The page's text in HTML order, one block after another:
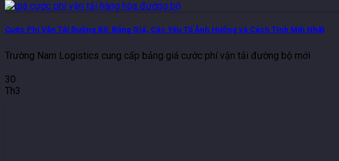
Cước Phí Vận Tải Đường Bộ: Bảng Giá, Các Yếu Tố Ảnh Hưởng và Cách Tính Mới Nhất
Trường Nam Logistics cung cấp bảng giá cước phí vận tải đường bộ mới
30
Th3